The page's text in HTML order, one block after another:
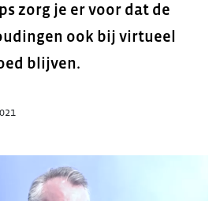
zorg je er voor dat de
ook bij virtueel
blijven.